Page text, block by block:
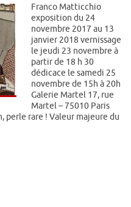
Franco Matticchio
exposition du 24
novembre 2017 au 13
janvier 2018 vernissage
le jeudi 23 novembre à
partir de 18 h 30
dédicace le samedi 25
novembre de 15h à 20h
Galerie Martel 17, rue
Martel – 75010 Paris
rare ! Valeur majeure du